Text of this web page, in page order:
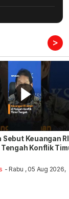
>
Sebut Keuangan RI
Tengah Konflik
- Rabu , 05 Aug 2026,